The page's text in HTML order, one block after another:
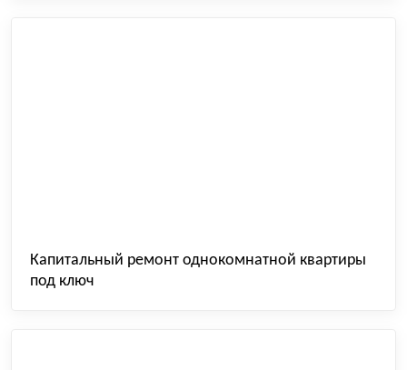
Капитальный ремонт однокомнатной квартиры
под ключ